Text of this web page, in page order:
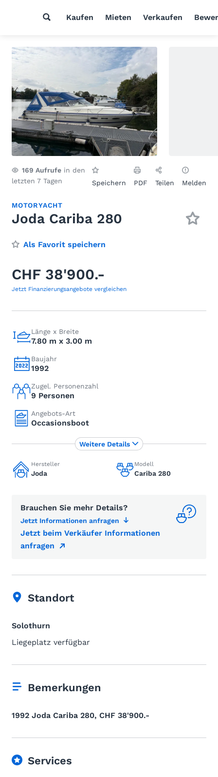
Kaufen Mieten Verkaufen
169 Aufrufe in den
letzten 7 Tagen
Speichern PDF Teilen Melden
MOTORYACHT
Joda Cariba 280
Als Favorit speichern
CHF 38'900.-
Jetzt Finanzierungsangebote vergleichen
Länge x Breite
7.80 m x 3.00 m
Baujahr
1992
Zugel. Personenzahl
9 Personen
Angebots-Art
Occasionsboot
Hersteller
Joda
Modell
Cariba 280
Brauchen Sie mehr Details?
Jetzt Informationen anfragen
Jetzt beim Verkäufer Informationen
anfragen
Weitere Details
Standort
Solothurn
Liegeplatz verfügbar
Bemerkungen
1992 Joda Cariba 280, CHF 38'900.-
Services